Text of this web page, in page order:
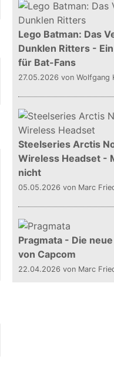
Lego Batman: Das
Dunklen Ritters -
für Bat-Fans
27.05.2026 von Wolfgang
Steelseries Arctis
Wireless Headset -
nicht
05.05.2026 von Marc
Pragmata - Die
von Capcom
22.04.2026 von Marc